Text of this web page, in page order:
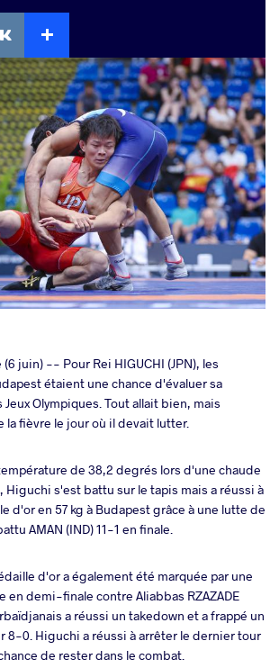
(6 juin) -- Pour Rei HIGUCHI (JPN), les
étaient une chance d'évaluer sa
Olympiques. Tout allait bien, mais
la fièvre le jour où il devait lutter.
de 38,2 degrés lors d'une chaude
Higuchi s'est battu sur le tapis mais a réussi à
d'or en 57 kg à Budapest grâce à une lutte de
AMAN (IND) 11-1 en finale.
d'or a également été marquée par une
en demi-finale contre Aliabbas RZAZADE
a réussi un takedown et a frappé un
8-0. Higuchi a réussi à arrêter le dernier tour
de rester dans le combat.